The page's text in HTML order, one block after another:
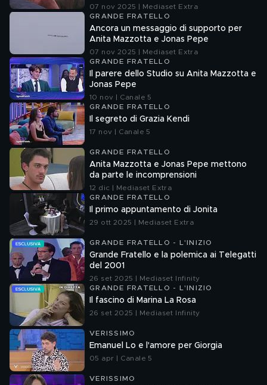
07 nov 2025 | Mediaset Extra
GRANDE FRATELLO
Ancora un messaggio di supporto per
Anita Mazzotta e Jonas Pepe
07 nov 2025 | Mediaset Extra
GRANDE FRATELLO
Il parere dello Studio su Anita Mazzotta e
Jonas Pepe
10 nov | Canale 5
GRANDE FRATELLO
Il segreto di Grazia Kendi
17 nov | Canale 5
GRANDE FRATELLO
Anita Mazzotta e Jonas Pepe mettono
da parte le incomprensioni
12 dic | Mediaset Extra
GRANDE FRATELLO
Il primo appuntamento di Jonita
29 ott 2025 | Mediaset Extra
GRANDE FRATELLO - L'INIZIO
Grande Fratello e la polemica ai Telegatti
del 2001
26 set 2025 | Mediaset Infinity
GRANDE FRATELLO - L'INIZIO
Il fascino di Marina La Rosa
26 set 2025 | Mediaset Infinity
VERISSIMO
Emanuel Lo e l'amore per Giorgia
05 apr | Canale 5
VERISSIMO